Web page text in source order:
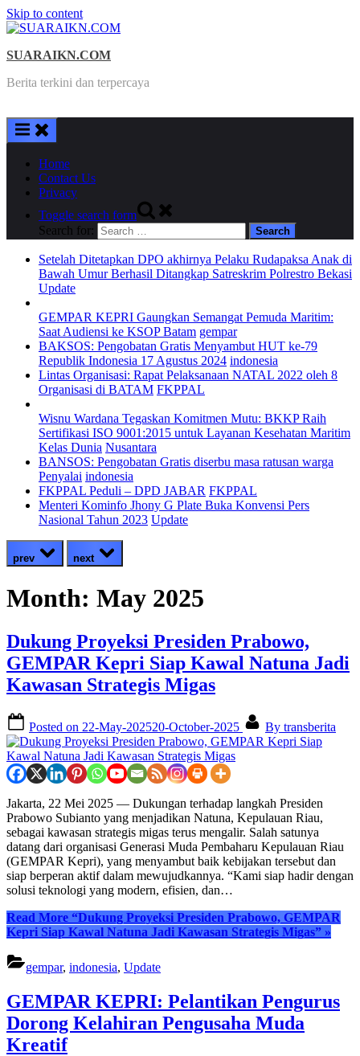
Skip to content
SUARAIKN.COM
Berita terkini dan terpercaya
Home
Contact Us
Privacy
Toggle search form
Search for:
Setelah Ditetapkan DPO akhirnya Pelaku Rudapaksa Anak di
Bawah Umur Berhasil Ditangkap Satreskrim Polrestro Bekasi
Update
GEMPAR KEPRI Gaungkan Semangat Pemuda Maritim:
Saat Audiensi ke KSOP Batam gempar
BAKSOS: Pengobatan Gratis Menyambut HUT ke-79
Republik Indonesia 17 Agustus 2024 indonesia
Lintas Organisasi: Rapat Pelaksanaan NATAL 2022 oleh 8
Organisasi di BATAM FKPPAL
Wisnu Wardana Tegaskan Komitmen Mutu: BKKP Raih
Sertifikasi ISO 9001:2015 untuk Layanan Kesehatan Maritim
Kelas Dunia Nusantara
BANSOS: Pengobatan Gratis diserbu masa ratusan warga
Penyalai indonesia
FKPPAL Peduli – DPD JABAR FKPPAL
Menteri Kominfo Jhony G Plate Buka Konvensi Pers
Nasional Tahun 2023 Update
prev next
Month: May 2025
Dukung Proyeksi Presiden Prabowo,
GEMPAR Kepri Siap Kawal Natuna Jadi
Kawasan Strategis Migas
Posted on 22-May-202520-October-2025 By transberita
Jakarta, 22 Mei 2025 — Dukungan terhadap langkah Presiden
Prabowo Subianto yang menjadikan Natuna, Kepulauan Riau,
sebagai kawasan strategis migas terus mengalir. Salah satunya
datang dari organisasi Generasi Muda Pembaharu Kepulauan Riau
(GEMPAR Kepri), yang menyambut baik kebijakan tersebut dan
siap berperan aktif dalam mewujudkannya. “Kami siap hadir dengan
solusi teknologi yang modern, efisien, dan…
Read More “Dukung Proyeksi Presiden Prabowo, GEMPAR
Kepri Siap Kawal Natuna Jadi Kawasan Strategis Migas” »
gempar, indonesia, Update
GEMPAR KEPRI: Pelantikan Pengurus
Dorong Kelahiran Pengusaha Muda
Kreatif